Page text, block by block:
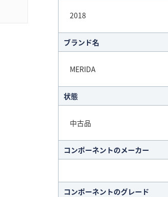
2018
ブランド名
MERIDA
状態
中古品
コンポーネントのメーカー
コンポーネントのグレード